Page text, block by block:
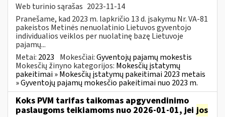
Web turinio sąrašas 2023-11-14
Pranešame, kad 2023 m. lapkričio 13 d. įsakymu Nr. VA-81
pakeistos Metinės nenuolatinio Lietuvos gyventojo
individualios veiklos per nuolatinę bazę Lietuvoje
pajamų...
Metai: 2023 Mokesčiai:Gyventojų pajamų mokestis
Mokesčių žinyno kategorijos: Mokesčių įstatymų
pakeitimai » Mokesčių įstatymų pakeitimai 2023 metais
» Gyventojų pajamų mokesčio pakeitimai nuo 2023 m.
Koks PVM tarifas taikomas apgyvendinimo
paslaugoms teikiamoms nuo 2026-01-01, jei jos